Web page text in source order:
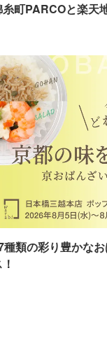
糸町PARCOと楽天
種類の彩り豊かな